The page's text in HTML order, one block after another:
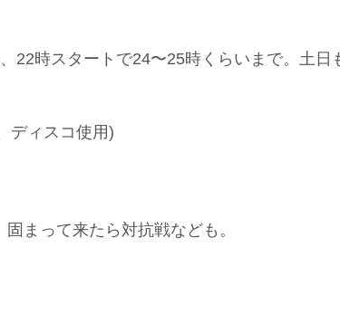
22時スタートで24〜25時くらいまで。土
ディスコ使用)
まって来たら対抗戦なども。